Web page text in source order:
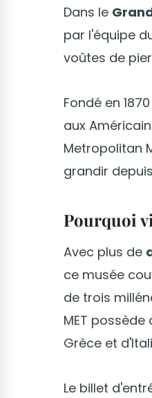
Dans le
par l'équipe
voûtes de
Fondé en
aux
Metropolitan
grandir
Pourquoi
Avec plus de
ce musée
de trois
MET
Grèce et
Le billet